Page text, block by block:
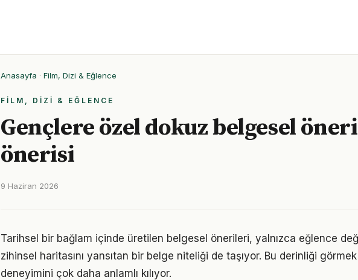
Anasayfa · Film, Dizi & Eğlence
FILM, DIZI & EĞLENCE
Gençlere özel dokuz belgesel
önerisi
9 Haziran 2026
Tarihsel bir bağlam içinde üretilen belgesel önerileri, yalnızca eğlence
zihinsel haritasını yansıtan bir belge niteliği de taşıyor. Bu derinliği
deneyimini çok daha anlamlı kılıyor.